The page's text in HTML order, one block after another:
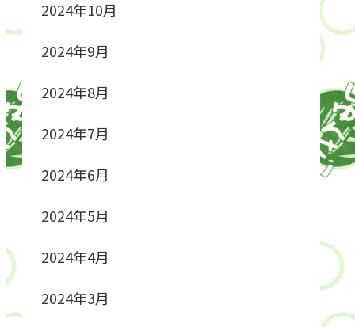
2024年10月
2024年9月
2024年8月
2024年7月
2024年6月
2024年5月
2024年4月
2024年3月